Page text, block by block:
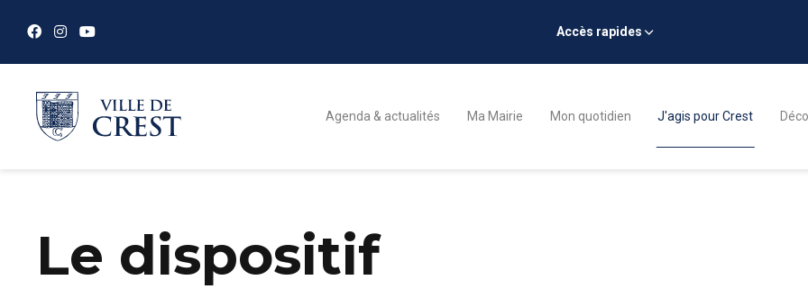
Accès rapides
Agenda & actualités Ma Mairie Mon quotidien J'agis pour Crest
Le dispositif